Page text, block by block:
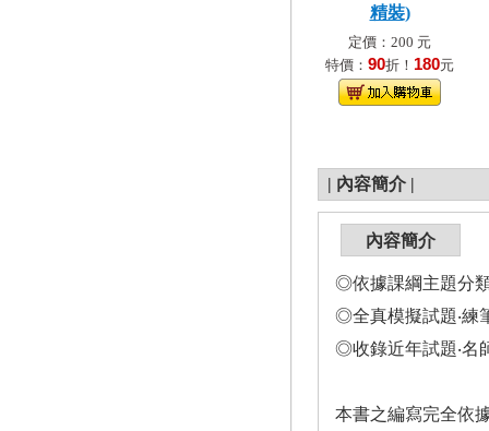
精裝)
定價：200 元
特價： 90折！ 180元
| 內容簡介 |
內容簡介
◎依據課綱主題分
◎全真模擬試題‧練
◎收錄近年試題‧名
本書之編寫完全依